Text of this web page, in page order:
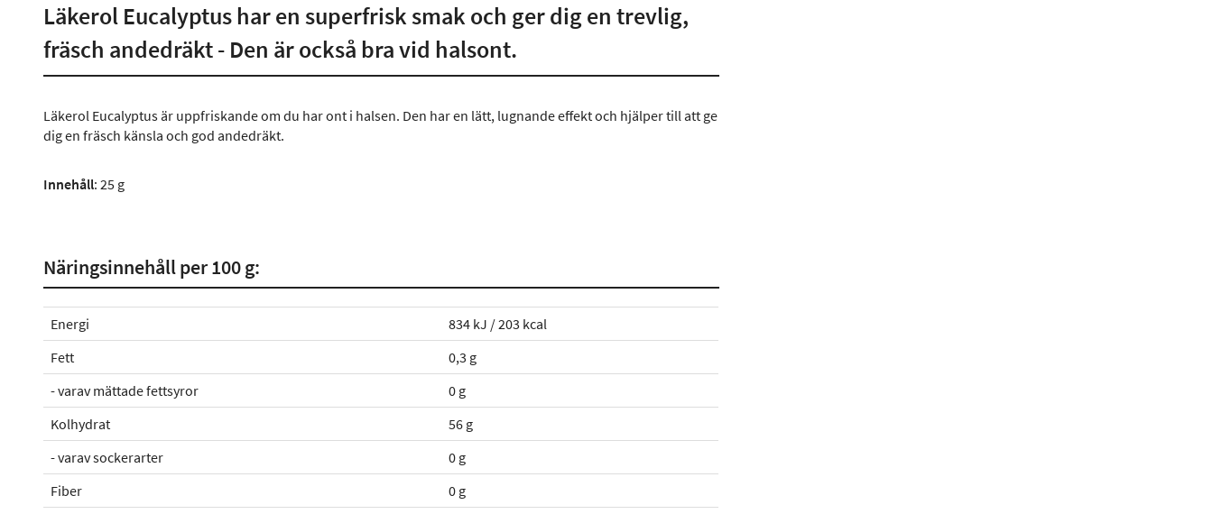
Läkerol Eucalyptus har en superfrisk smak och ger dig en trevlig,
fräsch andedräkt - Den är också bra vid halsont.
Läkerol Eucalyptus är uppfriskande om du har ont i halsen. Den har en lätt, lugnande effekt och hjälper till att ge
dig en fräsch känsla och god andedräkt.
Innehåll: 25 g
Näringsinnehåll per 100 g:
Energi
834 kJ / 203 kcal
Fett
0,3 g
- varav mättade fettsyror
0 g
Kolhydrat
56 g
- varav sockerarter
0 g
Fiber
0 g